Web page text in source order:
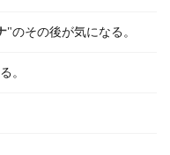
"のその後が気になる。
。